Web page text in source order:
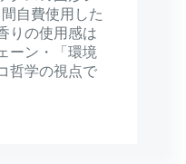
自費使用した
りの使用感は
ーン・「環境
哲学の視点で